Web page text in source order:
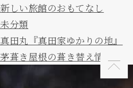
新しい旅館のおもてなし
未分類
真田丸『真田家ゆかりの地』
茅葺き屋根の葺き替え情報